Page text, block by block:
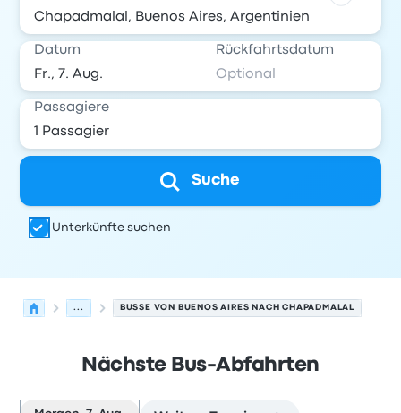
Datum Rückfahrtsdatum
Passagiere
Suche
Unterkünfte suchen
... BUSSE VON BUENOS AIRES NACH CHAPADMALAL
Nächste Bus-Abfahrten